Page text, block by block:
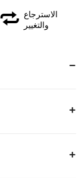
الاسترجاع
والتغيير